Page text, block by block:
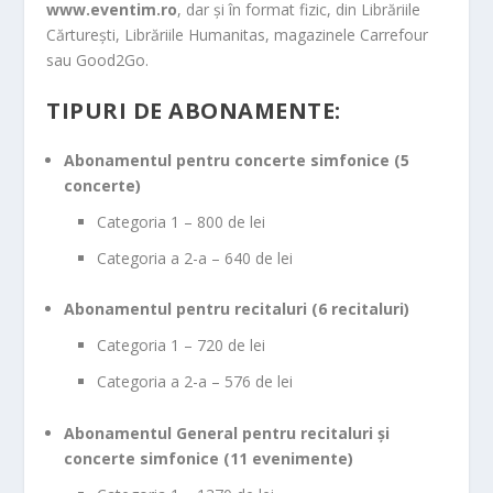
www.eventim.ro, dar și în format fizic, din Librăriile
Cărturești, Librăriile Humanitas, magazinele Carrefour
sau Good2Go.
TIPURI DE ABONAMENTE:
Abonamentul pentru concerte simfonice (5
concerte)
Categoria 1 – 800 de lei
Categoria a 2-a – 640 de lei
Abonamentul pentru recitaluri (6 recitaluri)
Categoria 1 – 720 de lei
Categoria a 2-a – 576 de lei
Abonamentul General pentru recitaluri și
concerte simfonice (11 evenimente)